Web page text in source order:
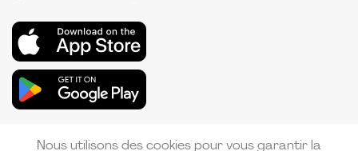
Nous utilisons des cookies pour vous garantir la